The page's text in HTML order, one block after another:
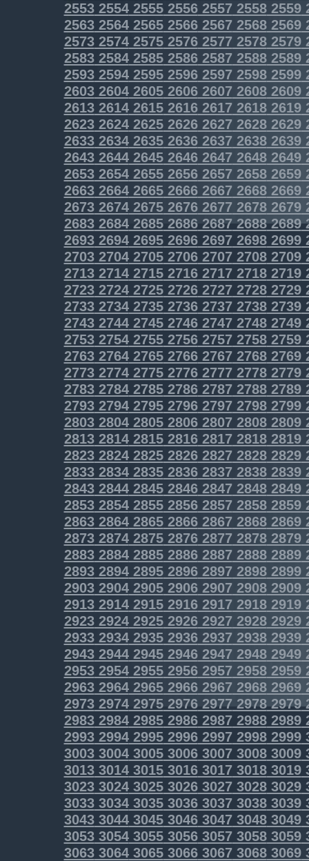
2553255425552556255725582559
25632564256525662567 25682569
25732574257525762577 25782579
25832584258525862587 25882589
2593259425952596259725982599
2603260426052606260726082609
26132614261526162617 26182619
26232624262526262627 26282629
26332634263526362637 26382639
26432644264526462647 26482649
26532654265526562657 26582659
26632664266526662667 26682669
26732674267526762677 26782679
2683268426852686268726882689
2693269426952696269726982699
2703270427052706270727082709
2713271427152716271727182719
2723272427252726272727282729
2733273427352736273727382739
2743274427452746274727482749
2753275427552756275727582759
2763276427652766276727682769
2773277427752776277727782779
2783278427852786278727882789
2793279427952796279727982799
2803280428052806280728082809
2813281428152816281728182819
2823282428252826282728282829
2833283428352836283728382839
2843284428452846284728482849
28532854285528562857 28582859
28632864286528662867 28682869
28732874287528762877 28782879
2883288428852886288728882889
2893289428952896289728982899
2903290429052906290729082909
29132914291529162917 29182919
29232924292529262927 29282929
29332934293529362937 29382939
29432944294529462947 29482949
29532954295529562957 29582959
29632964296529662967 29682969
2973297429752976297729782979
2983298429852986298729882989
2993299429952996299729982999
3003300430053006300730083009
3013301430153016301730183019
3023302430253026302730283029
3033303430353036303730383039
3043304430453046304730483049
3053305430553056305730583059
3063306430653066306730683069